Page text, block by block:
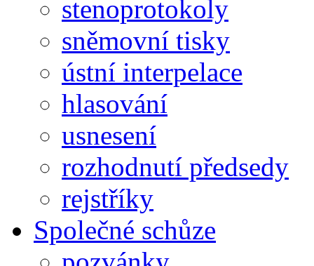
stenoprotokoly
sněmovní tisky
ústní interpelace
hlasování
usnesení
rozhodnutí předsedy
rejstříky
Společné schůze